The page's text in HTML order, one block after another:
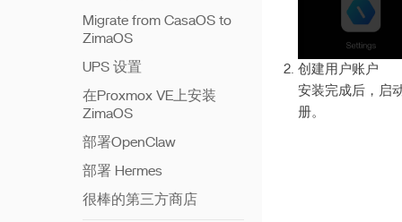
创建用户账户
安装完成后，启
册。
Migrate from CasaOS to
ZimaOS
UPS 设置
在Proxmox VE上安装
ZimaOS
部署OpenClaw
部署 Hermes
很棒的第三方商店